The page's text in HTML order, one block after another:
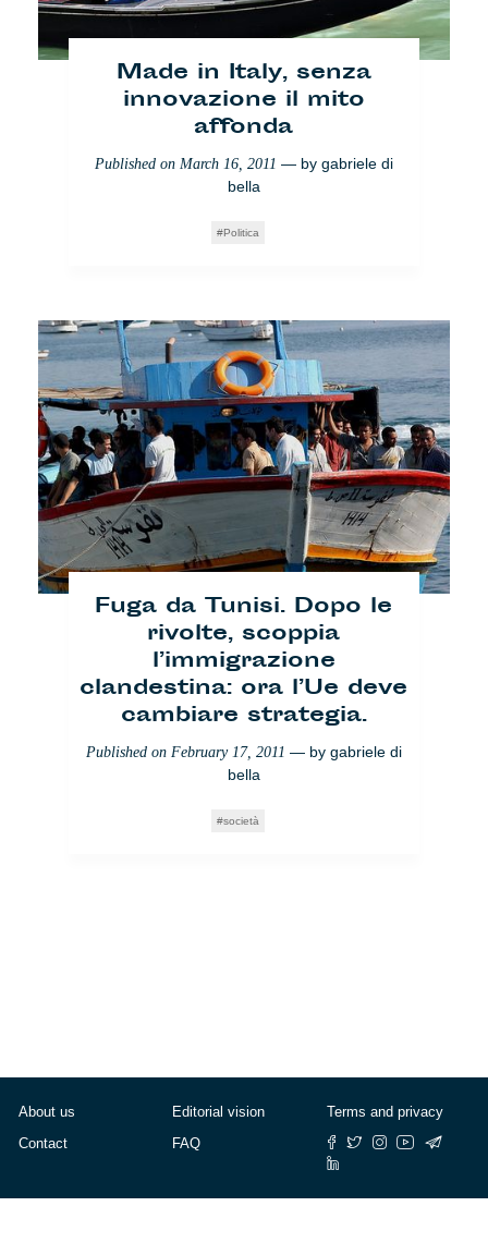
Made in Italy, senza
innovazione il mito
affonda
Published on March 16, 2011 — by gabriele di
bella
Politica
Fuga da Tunisi. Dopo le
rivolte, scoppia
l’immigrazione
clandestina: ora l’Ue deve
cambiare strategia.
Published on February 17, 2011 — by gabriele di
bella
società
About us
Contact
Editorial vision
FAQ
Terms and privacy